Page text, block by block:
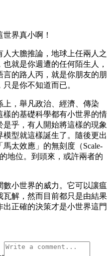
界真小啊！
大膽推論，地球上任兩人之
就是你週遭的任何陌生人，
的路人丙，就是你朋友的朋
是你不知道而已。
，舉凡政治、經濟、傳染
的基礎科學都有小世界的情
乎，有人開始將這樣的現象
型就這樣誕生了。隨後更出
太效應」的無刻度（Scale-
地位。到頭來，或許兩者的
小世界的威力。它可以讓瘟
解，然而目前都只是由結果
正確的決策才是小世界這門